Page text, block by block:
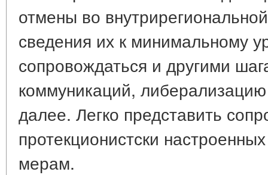
отмены во
сведения их к минимальному
сопровождаться и другими
коммуникаций,
далее. Легко представить
протекционистски
мерам.